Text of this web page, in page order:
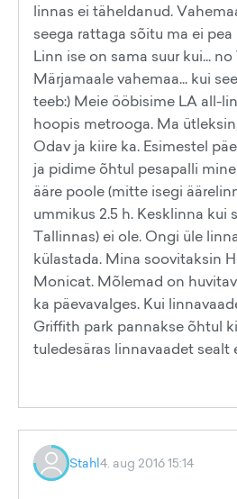
linnas ei täheldanud.
seega rattaga sõitu ma ei
Linn ise on sama suur kui...
Märjamaale vahemaa... kui
teeb:) Meie ööbisime LA all-
hoopis metrooga. Ma
Odav ja kiire ka. Esimestel
ja pidime õhtul pesapalli
ääre poole (mitte isegi
ummikus 2.5 h. Kesklinna kui
Tallinnas) ei ole. Ongi üle
külastada. Mina soovitaksin
Monicat. Mõlemad on
ka päevavalges. Kui
Griffith park pannakse õhtul
tuledesäras linnavaadet sealt
Stahl4. aug 2016 15:14